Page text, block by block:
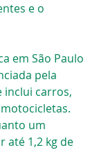
e o
em São Paulo
pela
inclui carros,
um
até 1,2 kg de